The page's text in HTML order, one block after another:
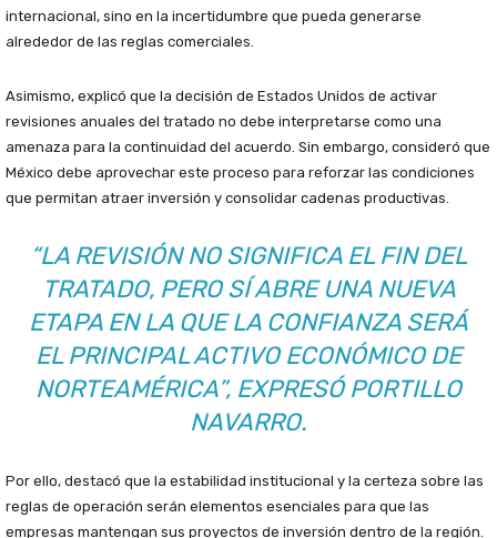
internacional, sino en la incertidumbre que pueda generarse
alrededor de las reglas comerciales.
Asimismo, explicó que la decisión de Estados Unidos de activar
revisiones anuales del tratado no debe interpretarse como una
amenaza para la continuidad del acuerdo. Sin embargo, consideró que
México debe aprovechar este proceso para reforzar las condiciones
que permitan atraer inversión y consolidar cadenas productivas.
“LA REVISIÓN NO SIGNIFICA EL FIN DEL
TRATADO, PERO SÍ ABRE UNA NUEVA
ETAPA EN LA QUE LA CONFIANZA SERÁ
EL PRINCIPAL ACTIVO ECONÓMICO DE
NORTEAMÉRICA”, EXPRESÓ PORTILLO
NAVARRO.
Por ello, destacó que la estabilidad institucional y la certeza sobre las
reglas de operación serán elementos esenciales para que las
empresas mantengan sus proyectos de inversión dentro de la región.